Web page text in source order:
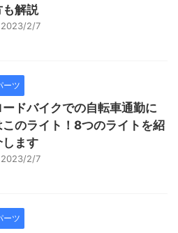
も解説
2023/2/7
ーツ
ードバイクでの自転車通勤に
このライト！8つのライトを紹
します
2023/2/7
ーツ